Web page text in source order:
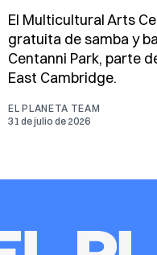
El Multicultural Arts
gratuita de samba y
Centanni Park, parte
East Cambridge.
EL PLANETA TEAM
31 de julio de 2026